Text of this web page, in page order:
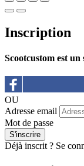
Inscription
Scootcustom est
OU
Adresse email
Mot de passe
Déjà inscrit ? Se